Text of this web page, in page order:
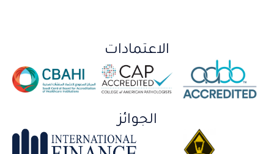
الاعتمادات
الجوائز